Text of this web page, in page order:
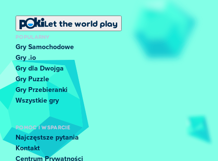
Let the world play
POPULARNY
Gry Samochodowe
Gry .io
Gry dla Dwojga
Gry Puzzle
Gry Przebieranki
Wszystkie gry
POMOC I WSPARCIE
Najczęstsze pytania
Kontakt
Centrum Prywatności